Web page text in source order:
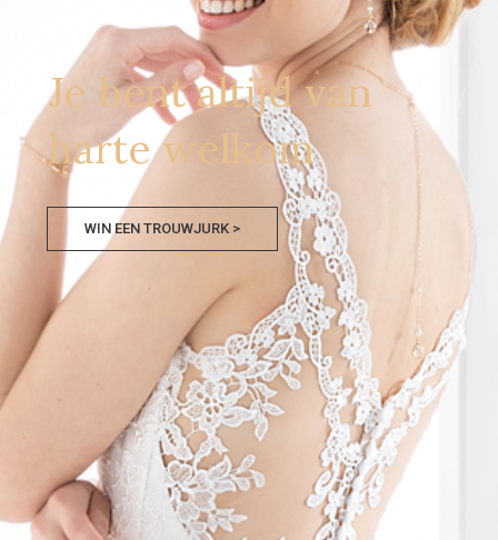
Je bent altijd van
harte welkom
WIN EEN TROUWJURK >